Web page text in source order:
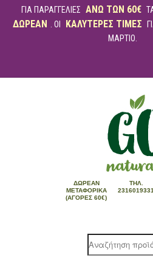
ΓΙΑ ΠΑΡΑΓΓΕΛΙΕΣ ΑΝΩ ΤΩΝ 60€
ΔΩΡΕΑΝ . ΟΙ ΚΑΛΥΤΕΡΕΣ ΤΙΜΕΣ
ΜΑΡΤΙΟ.
ΔΩΡΕΆΝ
ΜΕΤΑΦΟΡΙΚΆ
(ΑΓΟΡΈΣ 60€)
ΤΗΛ.
2316019331
Products